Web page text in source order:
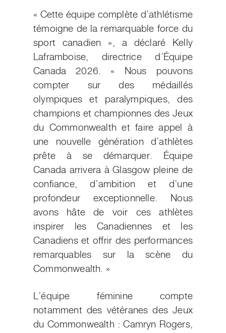
« Cette équipe complète d’athlétisme
témoigne de la remarquable force du
sport canadien », a déclaré Kelly
Laframboise, directrice d’Équipe
Canada 2026. « Nous pouvons
compter sur des médaillés
olympiques et paralympiques, des
champions et championnes des Jeux
du Commonwealth et faire appel à
une nouvelle génération d’athlètes
prête à se démarquer. Équipe
Canada arrivera à Glasgow pleine de
confiance, d’ambition et d’une
profondeur exceptionnelle. Nous
avons hâte de voir ces athlètes
inspirer les Canadiennes et les
Canadiens et offrir des performances
remarquables sur la scène du
Commonwealth. »
L’équipe féminine compte
notamment des vétéranes des Jeux
du Commonwealth : Camryn Rogers,